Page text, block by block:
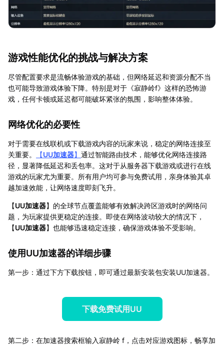
游戏性能优化的挑战与解决方案
尽管配置要求是流畅体验游戏的基础，但网络延迟和资源分配不当
也可能导致游戏体验下降。特别是对于《寂静岭f》这样的恐怖游
戏，任何卡顿或延迟都可能破坏紧张的氛围，影响整体体验。
网络优化的必要性
对于需要在线联机或下载游戏内容的玩家来说，稳定的网络连接至
关重要。
【UU加速器】 通过智能路由技术，能够优化网络连接路
径，显著降低延迟和丢包率。这对于从服务器下载游戏或进行在线
游戏的玩家尤为重要。所有用户均可参与免费试用，亲身体验其卓
越加速效能，让网络速度即刻飞升。
【UU加速器】的全球节点覆盖能够有效解决跨区游戏时的网络问
题，为玩家提供更稳定的连接。即使在网络波动较大的情况下，
【UU加速器】也能够迅速稳定连接，确保游戏体验不受影响。
使用UU加速器的详细步骤
第一步：通过下方下载按钮，即可通过最新安装包安装UU加速器。
下载免费试用UU
第二步：在加速器搜索框输入寂静岭 f，点击对应游戏图标，畅享加